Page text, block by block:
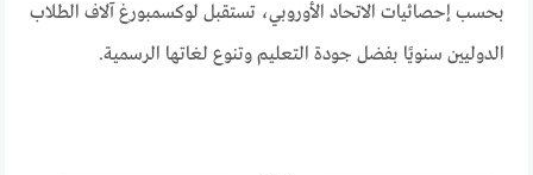
بحسب إحصائيات الاتحاد الأوروبي، تستقبل لوكسمبورغ آلاف الطلاب
الدوليين سنويًا بفضل جودة التعليم وتنوع لغاتها الرسمية.